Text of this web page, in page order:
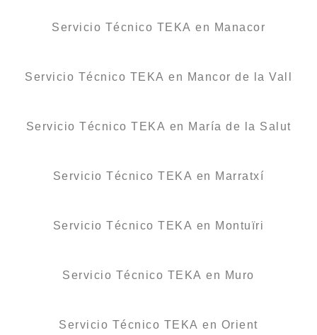
Servicio Técnico TEKA en Manacor
Servicio Técnico TEKA en Mancor de la Vall
Servicio Técnico TEKA en María de la Salut
Servicio Técnico TEKA en Marratxí
Servicio Técnico TEKA en Montuïri
Servicio Técnico TEKA en Muro
Servicio Técnico TEKA en Orient